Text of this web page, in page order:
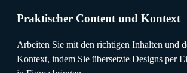
Praktischer Content und Kontext
Arbeiten Sie mit den richtigen Inhalten und
Kontext, indem Sie übersetzte Designs per